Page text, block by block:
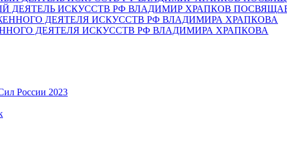
ДЕЯТЕЛЬ ИСКУССТВ РФ ВЛАДИМИР ХРАПКОВ
ДЕЯТЕЛЯ ИСКУССТВ РФ ВЛАДИМИРА ХРАПКОВА
России 2023